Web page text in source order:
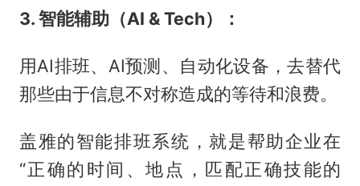
3. 智能辅助（AI & Tech）：
用AI排班、AI预测、自动化设备，去替代
那些由于信息不对称造成的等待和浪费。
盖雅的智能排班系统，就是帮助企业在
“正确的时间、地点，匹配正确技能的